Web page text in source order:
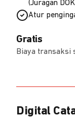
(Juragan
Atur
Gratis
Biaya transaksi
Digital